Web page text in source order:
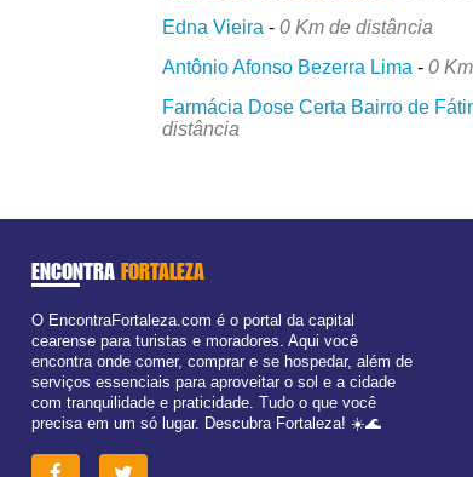
Edna Vieira -0 Km de distância
Antônio Afonso Bezerra Lima -0
Farmácia Dose Certa Bairro de
distância
ENCONTRA FORTALEZA
O EncontraFortaleza.com é o portal da capital
cearense para turistas e moradores. Aqui você
encontra onde comer, comprar e se hospedar, além de
serviços essenciais para aproveitar o sol e a cidade
com tranquilidade e praticidade. Tudo o que você
precisa em um só lugar. Descubra Fortaleza! ☀️🌊